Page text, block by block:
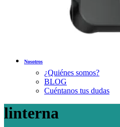
Nosotros
¿Quiénes somos?
BLOG
Cuéntanos tus dudas
linterna